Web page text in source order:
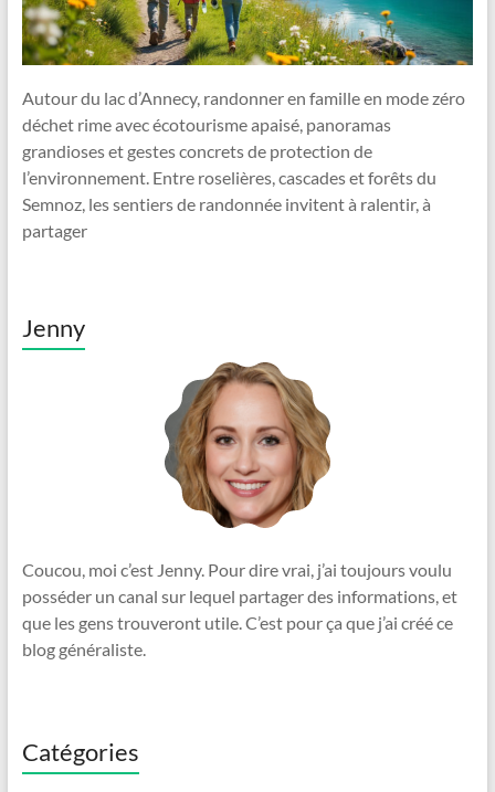
Autour du lac d’Annecy, randonner en famille en mode zéro
déchet rime avec écotourisme apaisé, panoramas
grandioses et gestes concrets de protection de
l’environnement. Entre roselières, cascades et forêts du
Semnoz, les sentiers de randonnée invitent à ralentir, à
partager
Jenny
Coucou, moi c’est Jenny. Pour dire vrai, j’ai toujours voulu
posséder un canal sur lequel partager des informations, et
que les gens trouveront utile. C’est pour ça que j’ai créé ce
blog généraliste.
Catégories